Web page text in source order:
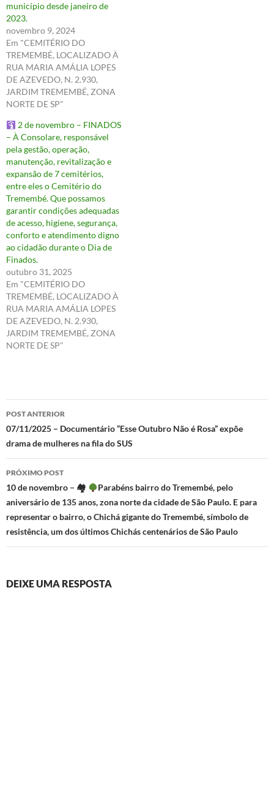
município desde janeiro de
2023.
novembro 9, 2024
Em "CEMITÉRIO DO
TREMEMBÉ, LOCALIZADO À
RUA MARIA AMÁLIA LOPES
DE AZEVEDO, N. 2.930,
JARDIM TREMEMBÉ, ZONA
NORTE DE SP"
2 de novembro – FINADOS
– À Consolare, responsável
pela gestão, operação,
manutenção, revitalização e
expansão de 7 cemitérios,
entre eles o Cemitério do
Tremembé. Que possamos
garantir condições adequadas
de acesso, higiene, segurança,
conforto e atendimento digno
ao cidadão durante o Dia de
Finados.
outubro 31, 2025
Em "CEMITÉRIO DO
TREMEMBÉ, LOCALIZADO À
RUA MARIA AMÁLIA LOPES
DE AZEVEDO, N. 2.930,
JARDIM TREMEMBÉ, ZONA
NORTE DE SP"
Navegação
de
posts
POST ANTERIOR
07/11/2025 – Documentário “Esse Outubro Não é Rosa” expõe
drama de mulheres na fila do SUS
PRÓXIMO POST
10 de novembro – 🏘
Parabéns bairro do Tremembé, pelo
aniversário de 135 anos, zona norte da cidade de São Paulo. E para
representar o bairro, o Chichá gigante do Tremembé, símbolo de
resistência, um dos últimos Chichás centenários de São Paulo
DEIXE UMA RESPOSTA